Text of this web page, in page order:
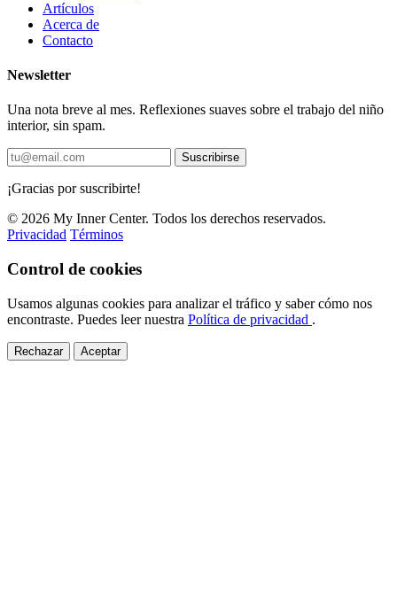
Artículos
Acerca de
Contacto
Newsletter
Una nota breve al mes. Reflexiones suaves sobre el trabajo del niño
interior, sin spam.
Suscribirse
¡Gracias por suscribirte!
© 2026 My Inner Center. Todos los derechos reservados.
Privacidad Términos
Control de cookies
Usamos algunas cookies para analizar el tráfico y saber cómo nos
encontraste. Puedes leer nuestra Política de privacidad .
Rechazar Aceptar